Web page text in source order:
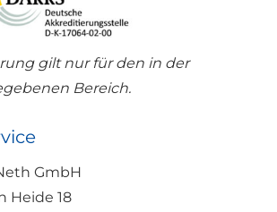
gilt nur für den in der
Bereich.
GmbH
Heide 18